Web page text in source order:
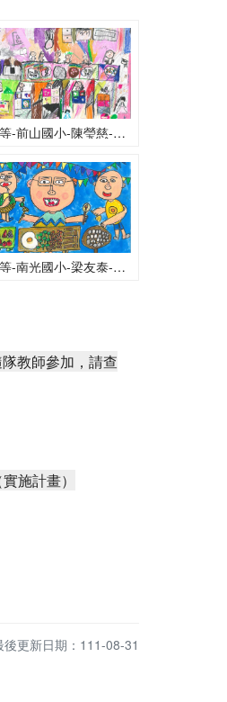
甲等-前山國小-陳瑩慈-午餐時間
甲等-南光國小-梁友泰-午餐烤肉趣
教師參加，請查
施計畫）
後更新日期：111-08-31